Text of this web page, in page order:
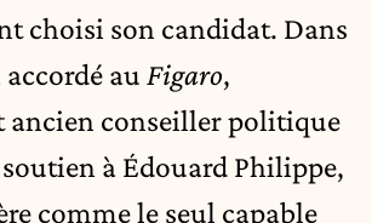
choisi son candidat. Dans
au Figaro,
ancien conseiller politique
à Édouard Philippe,
comme le seul capable